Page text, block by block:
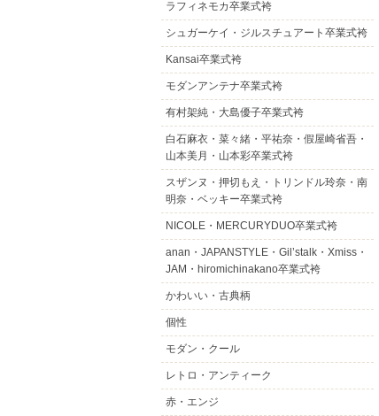
ラフィネモカ卒業式袴
シュガーケイ・ジルスチュアート卒業式袴
Kansai卒業式袴
モダンアンテナ卒業式袴
有村架純・大島優子卒業式袴
白石麻衣・菜々緒・平祐奈・假屋崎省吾・
山本美月・山本彩卒業式袴
スザンヌ・押切もえ・トリンドル玲奈・南
明奈・ベッキー卒業式袴
NICOLE・MERCURYDUO卒業式袴
anan・JAPANSTYLE・Gil’stalk・Xmiss・
JAM・hiromichinakano卒業式袴
かわいい・古典柄
個性
モダン・クール
レトロ・アンティーク
赤・エンジ